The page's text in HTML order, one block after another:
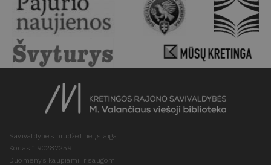
Savivaldybės biudžetinė įstaiga
Kodas 190287259
Duomenys kaupiami ir saugomi